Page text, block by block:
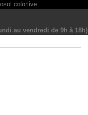
au vendredi de 9h à 18h)